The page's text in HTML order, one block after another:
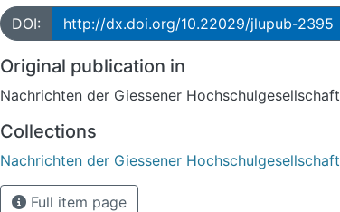
DOI: http://dx.doi.org/10.22029/jlupub-2395
Original publication in
Nachrichten der Giessener
Collections
Nachrichten der Giessener
Full item page